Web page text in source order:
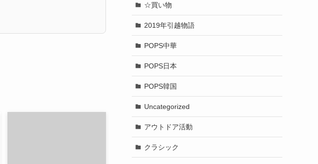
☆買い物
2019年引越物語
POPS中華
POPS日本
POPS韓国
Uncategorized
アウトドア活動
クラシック